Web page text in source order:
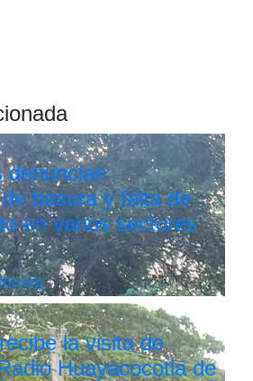
denuncian
basura y falta de
en varios sectores
la visita de
Huayacocotla de